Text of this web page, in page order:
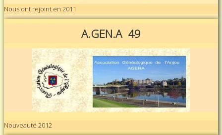
Nous ont rejoint en 2011
A.GEN.A 49
Nouveauté 2012